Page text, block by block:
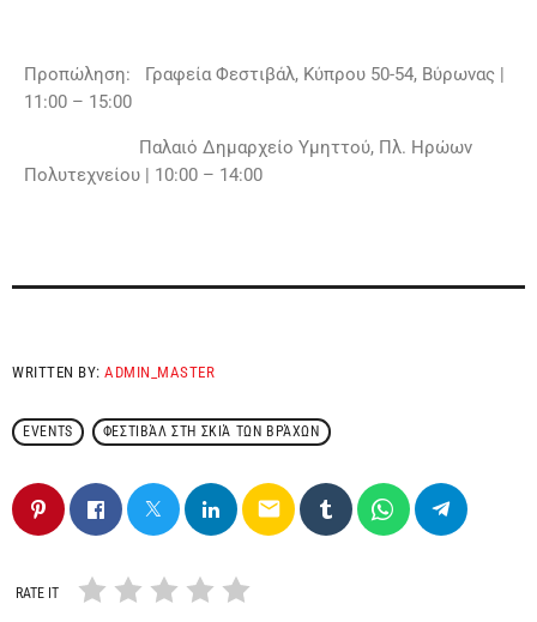
Προπώληση: Γραφεία Φεστιβάλ, Κύπρου 50-54, Βύρωνας |
11:00 – 15:00
Παλαιό Δημαρχείο Υμηττού, Πλ. Ηρώων
Πολυτεχνείου | 10:00 – 14:00
WRITTEN BY:ADMIN_MASTER
EVENTS ΦΕΣΤΙΒΆΛ ΣΤΗ ΣΚΙΆ ΤΩΝ ΒΡΆΧΩΝ
email
RATE IT